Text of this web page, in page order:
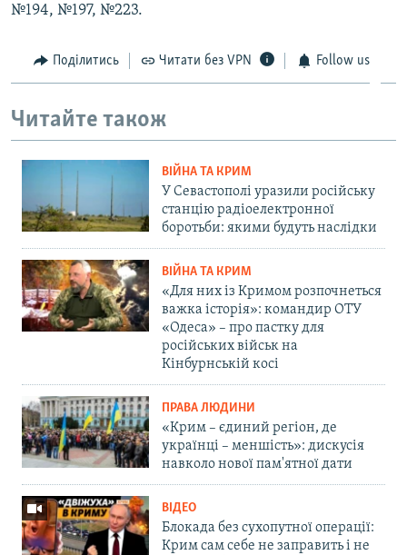
№194, №197, №223.
Поділитись Читати без VPN Follow us
Читайте також
ВІЙНА ТА КРИМ
У Севастополі уразили російську
станцію радіоелектронної
боротьби: якими будуть наслідки
ВІЙНА ТА КРИМ
«Для них із Кримом розпочнеться
важка історія»: командир ОТУ
«Одеса» – про пастку для
російських військ на
Кінбурнській косі
ПРАВА ЛЮДИНИ
«Крим – єдиний регіон, де
українці – меншість»: дискусія
навколо нової пам'ятної дати
ВІДЕО
Блокада без сухопутної операції:
Крим сам себе не заправить і не